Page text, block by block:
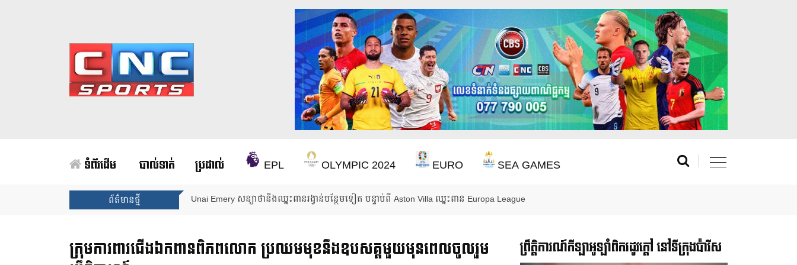
ទំព័រដើម បាល់ទាត់ ប្រដាល់ EPL OLYMPIC 2024 EURO SEA GAMES
ព័ត៌មានថ្មី Unai Emery សន្យាថានឹងឈ្នះពានរង្វាន់បន្ថែមទៀត បន្ទាប់ពី Aston Villa ឈ្នះពាន Europa League
ក្រុមការពារជើងឯកពានពិភពលោក ប្រឈមមុខនឹងឧបសគ្គមួយមុនពេលចូលរួម
ព្រឹត្តិការណ៍កីឡាអូឡាំពិករដូវក្ដៅ នៅទីក្រុងប៉ារីស